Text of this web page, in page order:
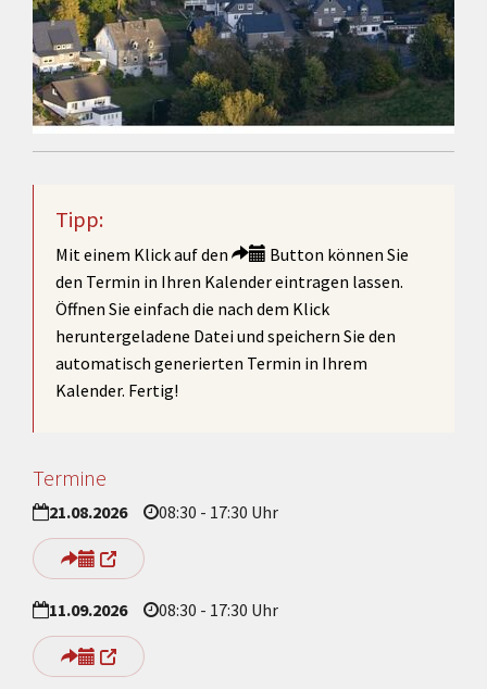
Tipp:
Mit einem Klick auf den
Button können Sie
den Termin in Ihren Kalender eintragen lassen.
Öffnen Sie einfach die nach dem Klick
heruntergeladene Datei und speichern Sie den
automatisch generierten Termin in Ihrem
Kalender. Fertig!
Termine
21.08.2026 08:30 - 17:30 Uhr
11.09.2026 08:30 - 17:30 Uhr